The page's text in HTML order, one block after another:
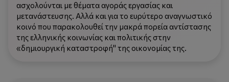
ασχολούνται με θέματα αγοράς εργασίας και
μετανάστευσης. Αλλά και για το ευρύτερο αναγνωστικό
κοινό που παρακολουθεί την μακρά πορεία αντίστασης
της ελληνικής κοινωνίας και πολιτικής στην
«δημιουργική καταστροφή" της οικονομίας της.